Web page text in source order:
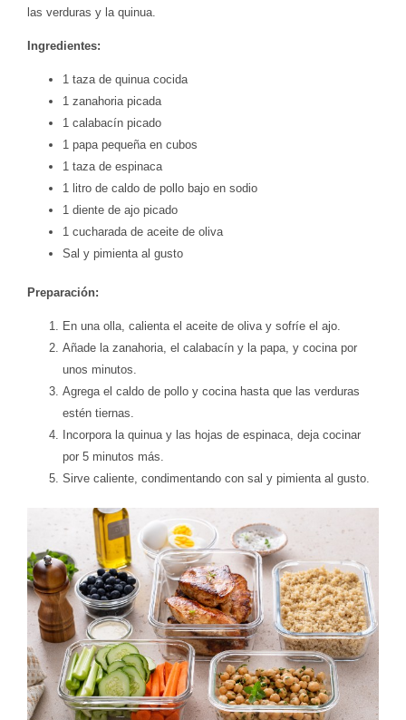
las verduras y la quinua.
Ingredientes:
1 taza de quinua cocida
1 zanahoria picada
1 calabacín picado
1 papa pequeña en cubos
1 taza de espinaca
1 litro de caldo de pollo bajo en sodio
1 diente de ajo picado
1 cucharada de aceite de oliva
Sal y pimienta al gusto
Preparación:
En una olla, calienta el aceite de oliva y sofríe el ajo.
Añade la zanahoria, el calabacín y la papa, y cocina por
unos minutos.
Agrega el caldo de pollo y cocina hasta que las verduras
estén tiernas.
Incorpora la quinua y las hojas de espinaca, deja cocinar
por 5 minutos más.
Sirve caliente, condimentando con sal y pimienta al gusto.